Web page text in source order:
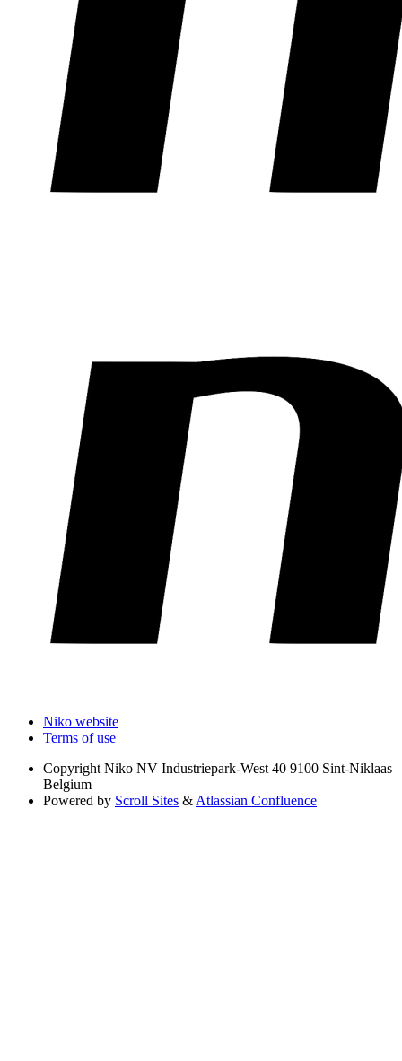
Niko website
Terms of use
Copyright Niko NV Industriepark-West 40 9100 Sint-Niklaas
Belgium
Powered by Scroll Sites &Atlassian Confluence